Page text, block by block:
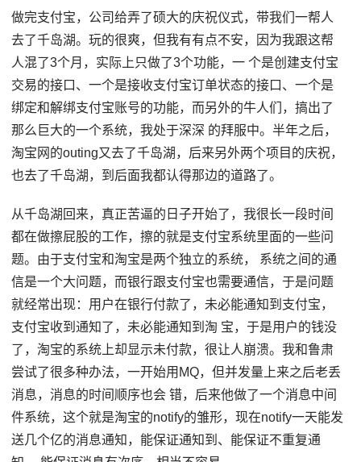
做完支付宝，公司给弄了硕大的庆祝仪式，带我们一帮人
去了千岛湖。玩的很爽，但我有有点不安，因为我跟这帮
人混了3个月，实际上只做了3个功能，一 个是创建支付宝
交易的接口、一个是接收支付宝订单状态的接口、一个是
绑定和解绑支付宝账号的功能，而另外的牛人们，搞出了
那么巨大的一个系统，我处于深深 的拜服中。半年之后，
淘宝网的outing又去了千岛湖，后来另外两个项目的庆祝，
也去了千岛湖，到后面我都认得那边的道路了。
从千岛湖回来，真正苦逼的日子开始了，我很长一段时间
都在做擦屁股的工作，擦的就是支付宝系统里面的一些问
题。由于支付宝和淘宝是两个独立的系统， 系统之间的通
信是一个大问题，而银行跟支付宝也需要通信，于是问题
就经常出现：用户在银行付款了，未必能通知到支付宝，
支付宝收到通知了，未必能通知到淘 宝，于是用户的钱没
了，淘宝的系统上却显示未付款，很让人崩溃。我和鲁肃
尝试了很多种办法，一开始用MQ，但并发量上来之后老丢
消息，消息的时间顺序也会 错，后来他做了一个消息中间
件系统，这个就是淘宝的notify的雏形，现在notify一天能发
送几个亿的消息通知，能保证通知到、能保证不重复通